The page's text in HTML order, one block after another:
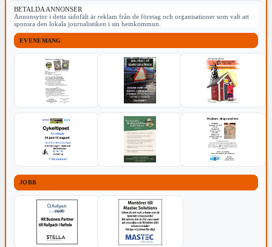
BETALDA ANNONSER
Annonsytor i detta sidofält är reklam från de företag och organisationer som valt att
sponsra den lokala journalistiken i sin hemkommun.
EVENEMANG
JOBB